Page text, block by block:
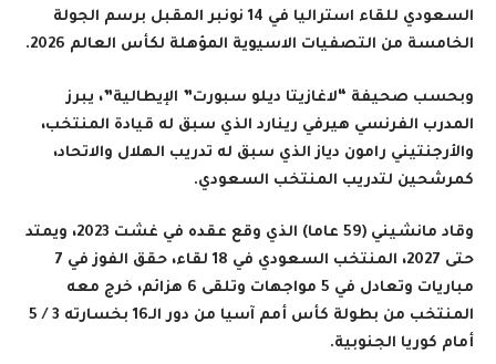
السعودي للقاء استراليا في 14 نونبر المقبل برسم الجولة
الخامسة من التصفيات الاسيوية المؤهلة لكأس العالم 2026
.
وبحسب صحيفة “لاغازيتا ديلو سبورت” الإيطالية”، يبرز
المدرب الفرنسي هيرفي رينارد الذي سبق له قيادة المنتخب،
والأرجنتيني رامون دياز الذي سبق له تدريب الهلال والاتحاد،
كمرشحين لتدريب المنتخب السعودي.
وقاد مانشيني (59 عاما) الذي وقع عقده في غشت 2023، ويمتد
حتى 2027، المنتخب السعودي في 18 لقاء، حقق الفوز في 7
مباريات وتعادل في 5 مواجهات وتلقى 6 هزائم، خرج معه
المنتخب من بطولة كأس أمم آسيا من دور الـ16 بخسارته 3 / 5
أمام كوريا الجنوبية.